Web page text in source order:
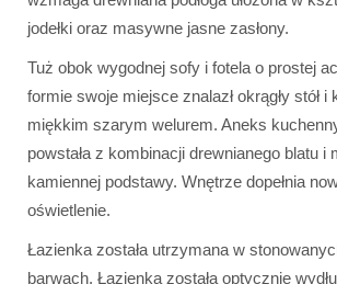
jodełki oraz masywne jasne zasłony.
Tuż obok wygodnej sofy i fotela o prostej
formie swoje miejsce znalazł okrągły stół i
miękkim szarym welurem. Aneks
powstała z kombinacji drewnianego blatu i
kamiennej podstawy. Wnętrze dopełnia
oświetlenie.
Łazienka została utrzymana w
barwach. Łazienka została optycznie